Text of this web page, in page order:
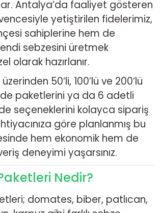
Antalya’da faaliyet gösteren
yetiştirilen fidelerimiz,
sahiplerine hem de
sebzesini üretmek
olarak hazırlanır.
50’li, 100’lü ve 200’lü
paketlerini ya da 6 adetli
seçeneklerini kolayca sipariş
göre planlanmış bu
hem ekonomik hem de
deneyimi yaşarsınız.
Nedir?
domates, biber, patlıcan,